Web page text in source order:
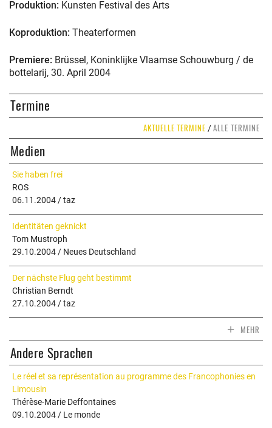
Produktion: Kunsten Festival des Arts
Koproduktion: Theaterformen
Premiere: Brüssel, Koninklijke Vlaamse Schouwburg / de
bottelarij, 30. April 2004
Termine
AKTUELLE TERMINE /ALLE TERMINE
Medien
Sie haben frei
ROS
06.11.2004 / taz
Identitäten geknickt
Tom Mustroph
29.10.2004 / Neues Deutschland
Der nächste Flug geht bestimmt
Christian Berndt
27.10.2004 / taz
+ MEHR
Andere Sprachen
Le réel et sa représentation au programme des Francophonies en
Limousin
Thérèse-Marie Deffontaines
09.10.2004 / Le monde